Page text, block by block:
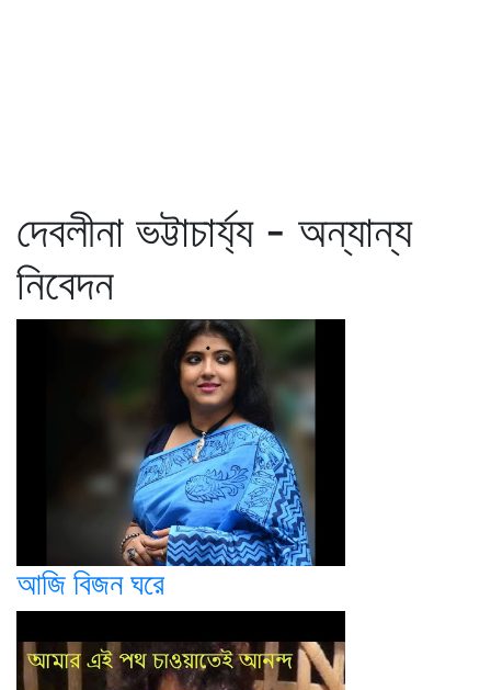
দেবলীনা ভট্টাচার্য্য - অন্যান্য
নিবেদন
আজি বিজন ঘরে